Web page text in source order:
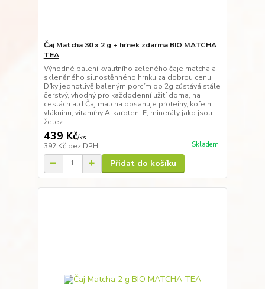
Čaj Matcha 30 x 2 g + hrnek zdarma BIO MATCHA
TEA
Výhodné balení kvalitního zeleného čaje matcha a
skleněného silnostěnného hrnku za dobrou cenu.
Díky jednotlivě baleným porcím po 2g zůstává stále
čerstvý, vhodný pro každodenní užití doma, na
cestách atd.Čaj matcha obsahuje proteiny, kofein,
vlákninu, vitamíny A-karoten, E, minerály jako jsou
želez...
439 Kč/ks
392 Kč bez DPH Skladem
Přidat do košíku